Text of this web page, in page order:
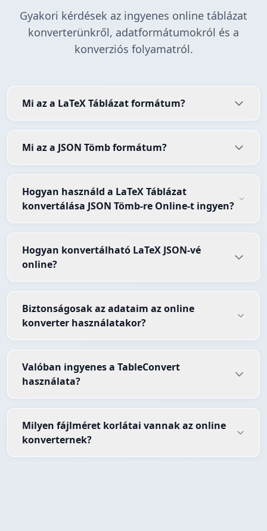
Gyakori kérdések az ingyenes online táblázat
konverterünkről, adatformátumokról és a
konverziós folyamatról.
Mi az a LaTeX Táblázat formátum?
Mi az a JSON Tömb formátum?
Hogyan használd a LaTeX Táblázat
konvertálása JSON Tömb-re Online-t ingyen?
Hogyan konvertálható LaTeX JSON-vé
online?
Biztonságosak az adataim az online
konverter használatakor?
Valóban ingyenes a TableConvert
használata?
Milyen fájlméret korlátai vannak az online
konverternek?